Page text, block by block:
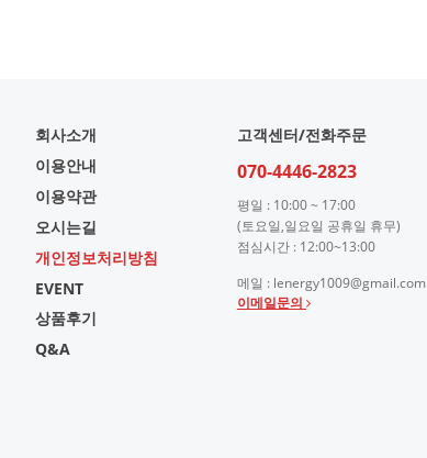
회사소개
이용안내
이용약관
오시는길
개인정보처리방침
EVENT
상품후기
Q&A
고객센터/전화주문
070-4446-2823
평일 : 10:00 ~ 17:00
(토요일,일요일 공휴일 휴무)
점심시간 : 12:00~13:00
메일 : lenergy1009@gmail.com
이메일문의